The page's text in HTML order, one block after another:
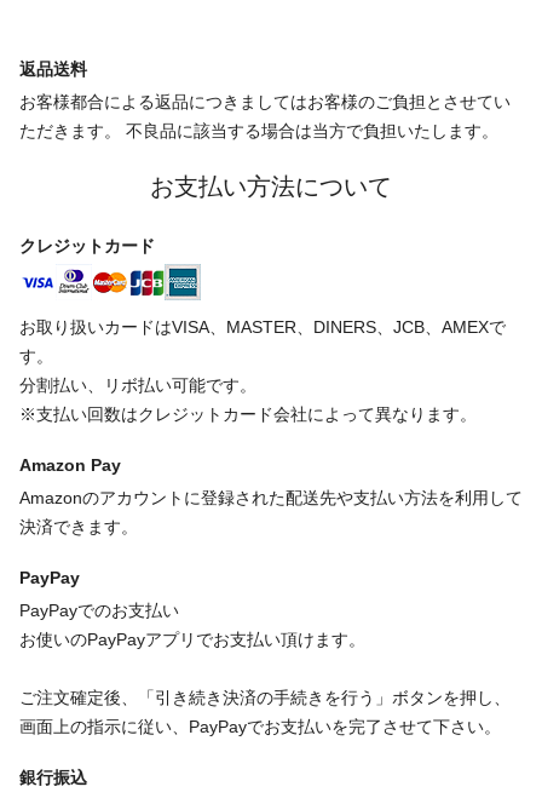
返品送料
お客様都合による返品につきましてはお客様のご負担とさせてい
ただきます。 不良品に該当する場合は当方で負担いたします。
お支払い方法について
クレジットカード
お取り扱いカードはVISA、MASTER、DINERS、JCB、AMEXで
す。
分割払い、リボ払い可能です。
※支払い回数はクレジットカード会社によって異なります。
Amazon Pay
Amazonのアカウントに登録された配送先や支払い方法を利用して
決済できます。
PayPay
PayPayでのお支払い
お使いのPayPayアプリでお支払い頂けます。
ご注文確定後、「引き続き決済の手続きを行う」ボタンを押し、
画面上の指示に従い、PayPayでお支払いを完了させて下さい。
銀行振込